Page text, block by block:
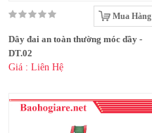
Mua Hàng
Dây đai an toàn thường móc dầy -
DT.02
Giá : Liên Hệ